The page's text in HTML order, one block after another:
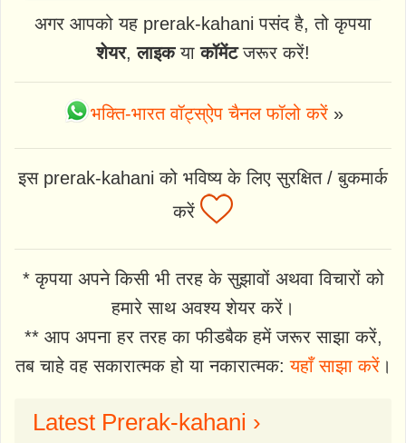
अगर आपको यह prerak-kahani पसंद है, तो कृपया
शेयर,लाइकयाकॉमेंटजरूर करें!
भक्ति-भारत वॉट्स्ऐप चैनल फॉलो करें»
इस prerak-kahani को भविष्य के लिए सुरक्षित / बुकमार्क
करें
* कृपया अपने किसी भी तरह के सुझावों अथवा विचारों को
हमारे साथ अवश्य शेयर करें।
** आप अपना हर तरह का फीडबैक हमें जरूर साझा करें,
तब चाहे वह सकारात्मक हो या नकारात्मक:यहाँ साझा करें।
Latest Prerak-kahani ›